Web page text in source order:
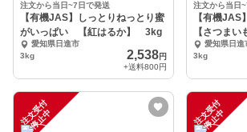
注文から当日~7日で発送
【有機JAS】しっとりねっとり蜜
がいっぱい 【紅はるか】 3kg
愛知県日進市
3kg
2,538円
+送料800円
注文から当日
【有機
【さつま
愛知県日進
3kg
注
文
受
付
停
止
中 注
文
受
付
停
止
中